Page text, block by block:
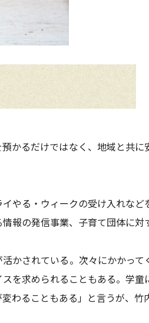
かるだけではなく、地域と共
やる・ウィークの受け入れな
報の発信事業、子育て団体に対
かされている。次々にかかっ
を求められることもある。学
わることもある」と言うが、竹